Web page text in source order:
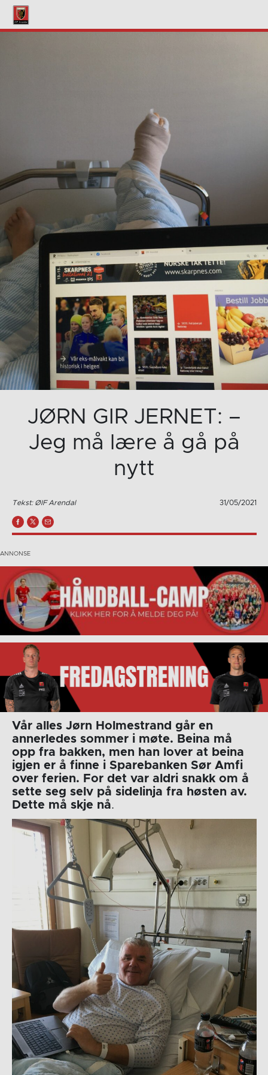
JØRN GIR JERNET: –
Jeg må lære å gå på
nytt
Tekst: ØIF Arendal 31/05/2021
Vår alles Jørn Holmestrand går en
annerledes sommer i møte. Beina må
opp fra bakken, men han lover at beina
igjen er å finne i Sparebanken Sør Amfi
over ferien. For det var aldri snakk om å
sette seg selv på sidelinja fra høsten av.
Dette må skje nå.